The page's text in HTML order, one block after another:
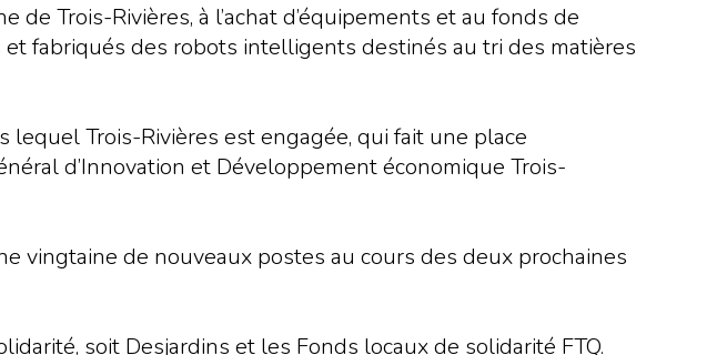
Trois-Rivières, à l’achat d’équipements et au fonds de
fabriqués des robots intelligents destinés au tri des matières
Trois-Rivières est engagée, qui fait une place
d’Innovation et Développement économique Trois-
vingtaine de nouveaux postes au cours des deux prochaines
soit Desjardins et les Fonds locaux de solidarité FTQ.